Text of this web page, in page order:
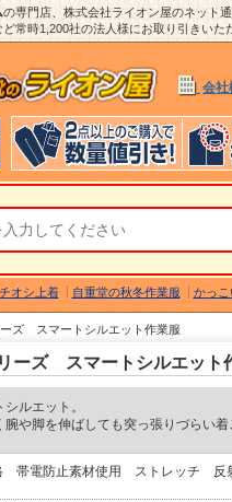
の専門店、株式会社ライオン屋のネット通
常時1,200社の法人様にお取り引きい
会社
オシ上着 自重堂の秋冬作業服 かっこ
ズ スマートシルエット作業服
ーズ スマートシルエット
ルエット。
や脚を伸ばしても突っ張りづらい
格 帯電防止素材使用 ストレッ